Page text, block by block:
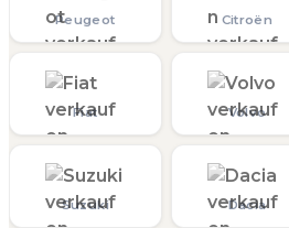
Peugeot Citroën
Fiat Volvo
Suzuki Dacia